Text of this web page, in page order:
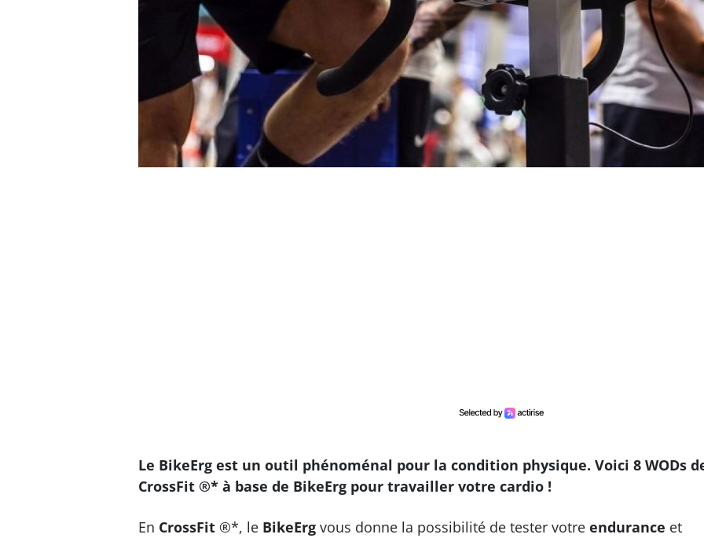
Le BikeErg est un outil phénoménal pour la condition physique. Voici 8 WODs
CrossFit ®* à base de BikeErg pour travailler votre cardio !
En CrossFit ®*, le BikeErg vous donne la possibilité de tester votre endurance et